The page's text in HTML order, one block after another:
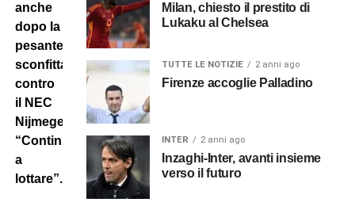
anche
dopo la
pesante
sconfitta
contro
il NEC
Nijmegen:
“Continuiamo
a
lottare”.
Milan, chiesto il prestito di
Lukaku al Chelsea
TUTTE LE NOTIZIE 2 anni ago
Firenze accoglie Palladino
INTER 2 anni ago
Inzaghi-Inter, avanti insieme
verso il futuro